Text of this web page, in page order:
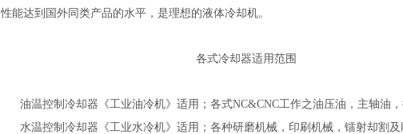
性能达到国外同类产品的水平，是理想的液体冷却机。
各式冷却器适用范围
油温控制冷却器《工业油冷机》适用；各式NC&CNC工作之油压油，主轴油
水温控制冷却器《工业水冷机》适用；各种研磨机械，印刷机械，镭射却割